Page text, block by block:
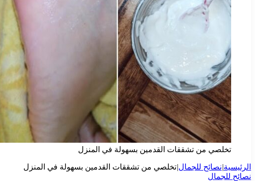
تخلصي من تشققات القدمين بسهولة في المنزل
الرئيسية|نصائح للجمال|تخلصي من تشققات القدمين بسهولة في المنزل
نصائح للجمال